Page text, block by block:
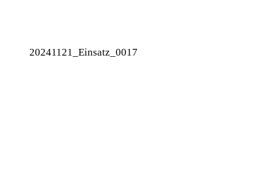
20241121_Einsatz_0017